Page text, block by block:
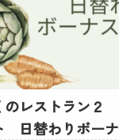
のレストラン
日替わりボー